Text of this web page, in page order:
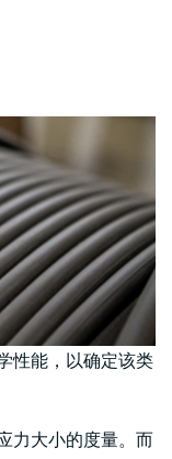
性能，以确定该类
力大小的度量。而